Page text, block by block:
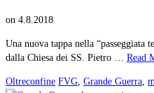
on 4.8.2018
Una nuova tappa nella
dalla Chiesa dei SS. Pietro … Read
Oltreconfine FVG Grande Guerra